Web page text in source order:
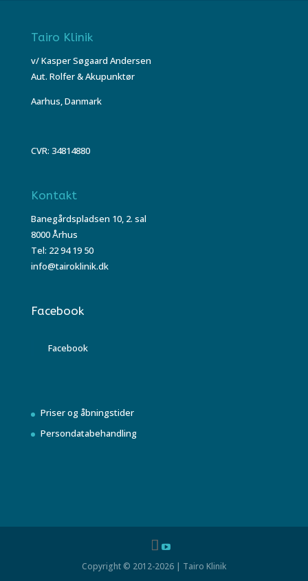
Tairo Klinik
v/ Kasper Søgaard Andersen
Aut. Rolfer & Akupunktør
Aarhus, Danmark
CVR: 34814880
Kontakt
Banegårdspladsen 10, 2. sal
8000 Århus
Tel: 22 94 19 50
info@tairoklinik.dk
Facebook
Facebook
Priser og åbningstider
Persondatabehandling
Copyright © 2012-2026 | Tairo Klinik